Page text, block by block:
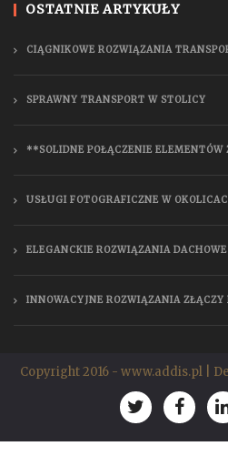
OSTATNIE ARTYKUŁY
CIĄGNIKOWE ROZWIĄZANIA
SPRAWNY TRANSPORT W STOLICY
**SOLIDNE POŁĄCZENIE
USŁUGI FOTOGRAFICZNE W
ELEGANCKIE ROZWIĄZANIA
INNOWACYJNE ROZWIĄZANIA ZŁĄCZY
Copyright 2016 - www.addis.pl |